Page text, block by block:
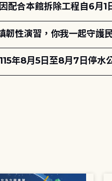
配合本館拆除工程自6月
韌性演習，你我一起守護
年8月5日至8月7日停水